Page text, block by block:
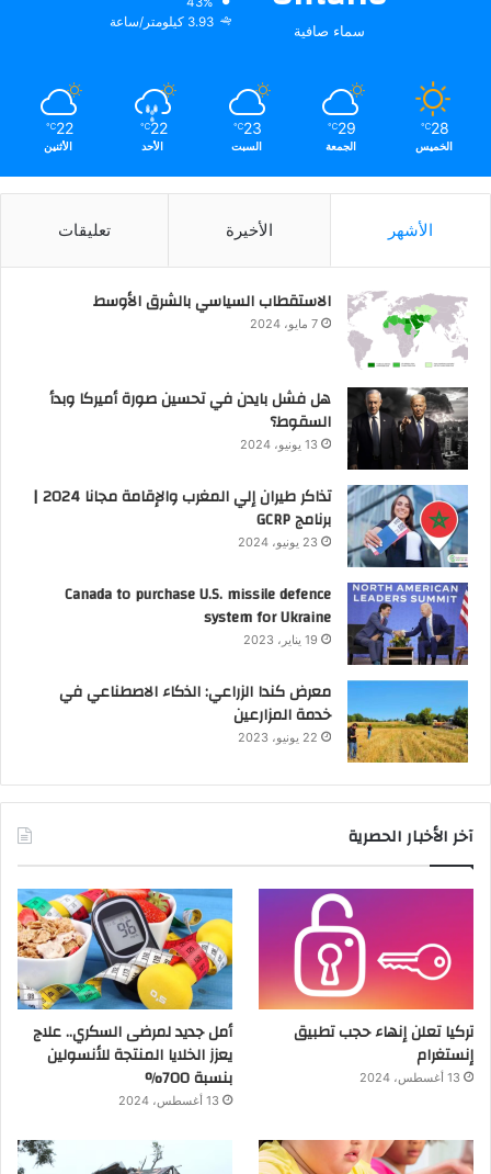
سماء صافية
3.93 كيلومتر/ساعة
28
℃
الخميس
29
℃
الجمعة
23
℃
السبت
22
℃
الأحد
22
℃
الأثنين
الأشهر الأخيرة تعليقات
الاستقطاب السياسي بالشرق الأوسط
7 مايو، 2024
هل فشل بايدن في تحسين صورة أميركا وبدأ
السقوط؟
13 يونيو، 2024
تذاكر طيران إلي المغرب والإقامة مجانا 2024 |
برنامج GCRP
23 يونيو، 2024
Canada to purchase U.S. missile defence
system for Ukraine
19 يناير، 2023
معرض كندا الزراعي: الذكاء الاصطناعي في
خدمة المزارعين
22 يونيو، 2023
آخر الأخبار الحصرية
تركيا تعلن إنهاء حجب تطبيق
إنستغرام
13 أغسطس، 2024
أمل جديد لمرضى السكري.. علاج
يعزز الخلايا المنتجة للأنسولين
بنسبة 700%
13 أغسطس، 2024